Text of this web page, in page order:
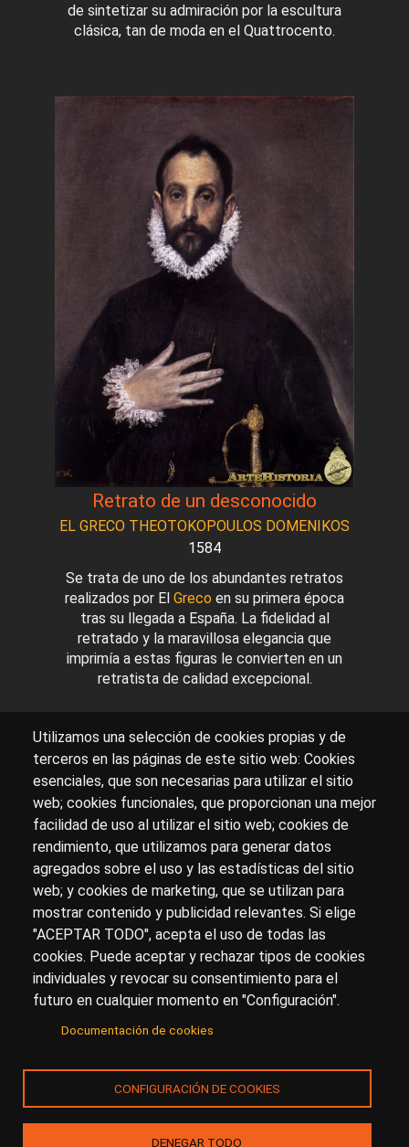
de sintetizar su admiración por la escultura
clásica, tan de moda en el Quattrocento.
Retrato de un desconocido
EL GRECO THEOTOKOPOULOS DOMENIKOS
1584
Se trata de uno de los abundantes retratos
realizados por El Greco en su primera época
tras su llegada a España. La fidelidad al
retratado y la maravillosa elegancia que
imprimía a estas figuras le convierten en un
retratista de calidad excepcional.
Sobre artehistoria.com
Para ponerte en contacto con nosotros, escríbenos en
el formulario decontacto
Accesibilidad
Aviso Legal Privacidad
Utilizamos una selección de cookies propias y de
terceros en las páginas de este sitio web: Cookies
esenciales, que son necesarias para utilizar el sitio
web; cookies funcionales, que proporcionan una mejor
facilidad de uso al utilizar el sitio web; cookies de
rendimiento, que utilizamos para generar datos
agregados sobre el uso y las estadísticas del sitio
web; y cookies de marketing, que se utilizan para
mostrar contenido y publicidad relevantes. Si elige
"ACEPTAR TODO", acepta el uso de todas las
cookies. Puede aceptar y rechazar tipos de cookies
individuales y revocar su consentimiento para el
futuro en cualquier momento en "Configuración".
Documentación de cookies
CONFIGURACIÓN DE COOKIES
DENEGAR TODO
© Copyright 2017.arteHistoria&Toools, S.Lo sus
licenciantes son los propietarios de todos los derechos
de propiedad intelectual e industrial de:
(a) este sitio web publicado bajo el dominio
(b) todo el material publicado en artehistoria.com
(incluyendo, sin limitación, textos, imágenes, fotografías,
dibujos, música, marcas o logotipos, estructura y diseño
de la composición de cada una de las páginas